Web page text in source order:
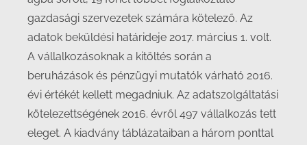
gazdasági szervezetek számára kötelező. Az
adatok beküldési határideje 2017. március 1. volt.
A vállalkozásoknak a kitöltés során a
beruházások és pénzügyi mutatók várható 2016.
évi értékét kellett megadniuk. Az adatszolgáltatási
kötelezettségének 2016. évről 497 vállalkozás tett
eleget. A kiadvány táblázataiban a három ponttal